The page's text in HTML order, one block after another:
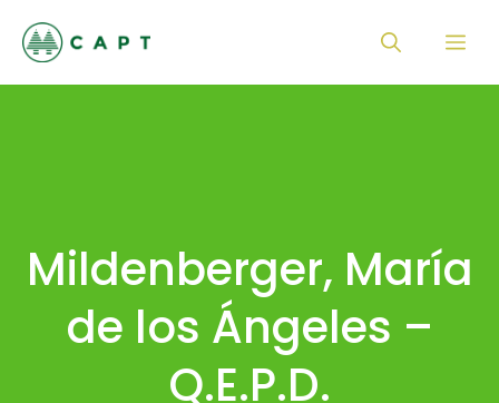
Mildenberger, María
de los Ángeles –
Q.E.P.D.